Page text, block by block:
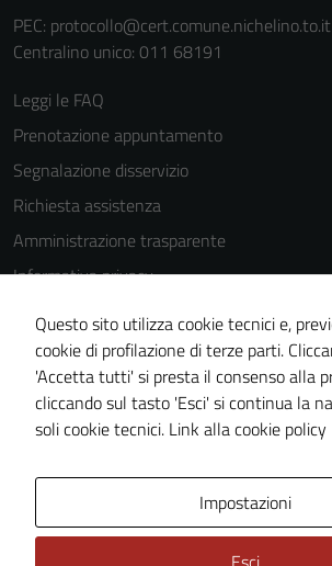
PEC: protocollo@cert.comune.nichelino.to.it
Centralino unico: 011 68191
Leggi le FAQ
Prenotazione appuntamento
Segnalazione disservizio
Richiesta assistenza
Amministrazione trasparente
Informativa privacy
Cookie Policy
Note legali
Dichiarazione di accessibilità
Piano di miglioramento del sito
Questo sito utilizza cookie tecnici e,
cookie di profilazione di terze parti.
'Accetta tutti' si presta il consenso alla
cliccando sul tasto 'Esci' si continua la
soli cookie tecnici. Link alla cookie policy
Impostazioni
del sito